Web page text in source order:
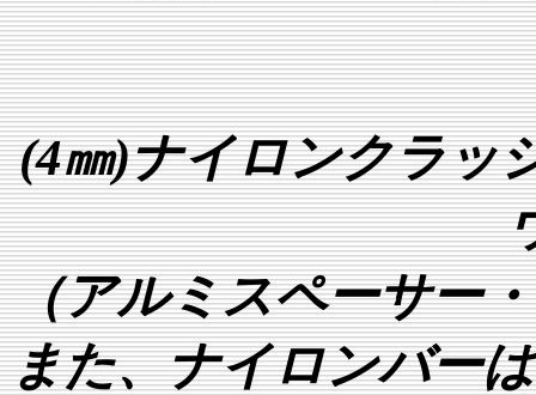
(4㎜)ナイロンクラッ
（アルミスペーサー
また、ナイロンバー